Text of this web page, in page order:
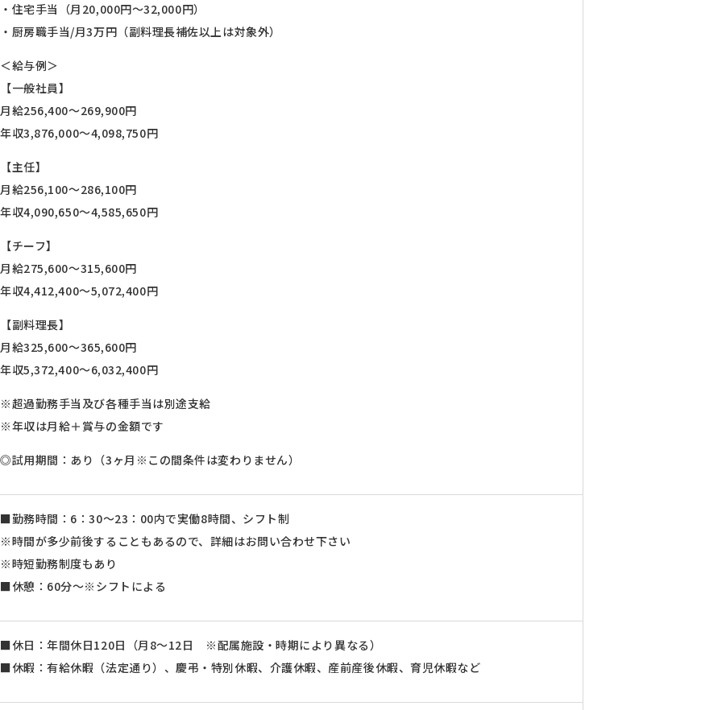
・住宅手当（月20,000円～32,000円）
・厨房職手当/月3万円（副料理長補佐以上は対象外）
＜給与例＞
【一般社員】
月給256,400～269,900円
年収3,876,000～4,098,750円
【主任】
月給256,100～286,100円
年収4,090,650～4,585,650円
【チーフ】
月給275,600～315,600円
年収4,412,400～5,072,400円
【副料理長】
月給325,600～365,600円
年収5,372,400～6,032,400円
※超過勤務手当及び各種手当は別途支給
※年収は月給＋賞与の金額です
◎試用期間：あり（3ヶ月※この間条件は変わりません）
■勤務時間：6：30～23：00内で実働8時間、シフト制
※時間が多少前後することもあるので、詳細はお問い合わせ下さい
※時短勤務制度もあり
■休憩：60分～※シフトによる
■休日：年間休日120日（月8～12日 ※配属施設・時期により異なる）
■休暇：有給休暇（法定通り）、慶弔・特別休暇、介護休暇、産前産後休暇、育児休暇など